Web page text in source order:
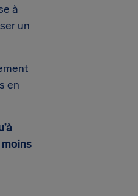
à
un
en
moins